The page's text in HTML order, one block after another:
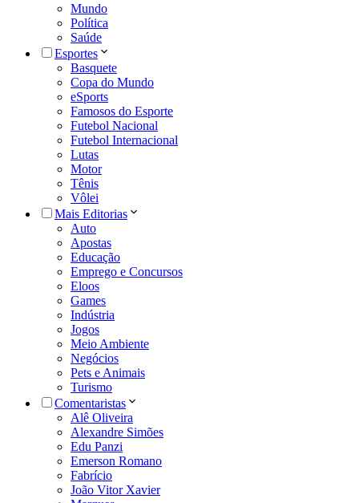
Mundo
Política
Saúde
Esportes
Basquete
Copa do Mundo
eSports
Famosos do Esporte
Futebol Nacional
Futebol Internacional
Lutas
Motor
Tênis
Vôlei
Mais Editorias
Auto
Apostas
Educação
Emprego e Concursos
Eloos
Games
Indústria
Jogos
Meio Ambiente
Negócios
Pets e Animais
Turismo
Comentaristas
Alê Oliveira
Alexandre Simões
Edu Panzi
Emerson Romano
Fabrício
João Vitor Xavier